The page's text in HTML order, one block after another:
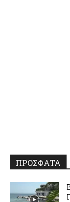
ΠΡΟΣΦΑΤΑ